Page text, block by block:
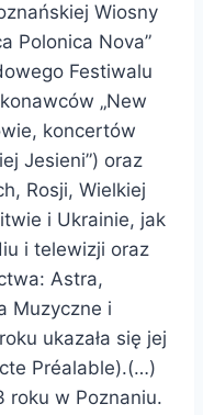
Wiosny
Polonica Nova”
Festiwalu
„New
koncertów
Jesieni”) oraz
Rosji, Wielkiej
i Ukrainie, jak
i telewizji oraz
Astra,
Muzyczne i
ukazała się jej
Préalable).(…)
roku w Poznaniu.